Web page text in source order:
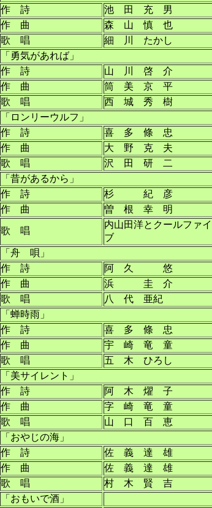
作 詩
池 田 充 男
作 曲
森 山 慎 也
歌 唱
細 川 たかし
「勇気があれば」
作 詩
山 川 啓 介
作 曲
筒 美 京 平
歌 唱
西 城 秀 樹
「ロンリーウルフ」
作 詩
喜 多 條 忠
作 曲
大 野 克 夫
歌 唱
沢 田 研 二
「昔があるから」
作 詩
杉 紀 彦
作 曲
曽 根 幸 明
歌 唱
内山田洋とクールファイ
ブ
「舟 唄」
作 詩
阿 久 悠
作 曲
浜 圭 介
歌 唱
八 代 亜紀
「蝉時雨」
作 詩
喜 多 條 忠
作 曲
宇 崎 竜 童
歌 唱
五 木 ひろし
「美サイレント」
作 詩
阿 木 燿 子
作 曲
字 崎 竜 童
歌 唱
山 口 百 恵
「おやじの海」
作 詩
佐 義 達 雄
作 曲
佐 義 達 雄
歌 唱
村 木 賢 吉
「おもいで酒」